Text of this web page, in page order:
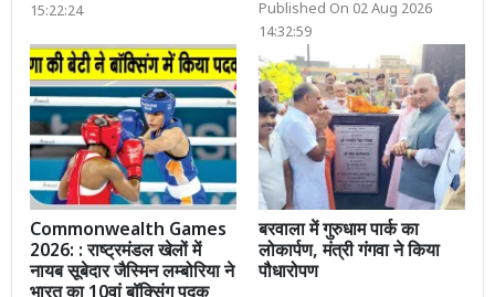
15:22:24
Published On 02 Aug 2026
14:32:59
Commonwealth Games
2026: : राष्ट्रमंडल खेलों में
नायब सूबेदार जैस्मिन लम्बोरिया ने
बरवाला में गुरुधाम पार्क का
लोकार्पण, मंत्री गंगवा ने किया
पौधारोपण